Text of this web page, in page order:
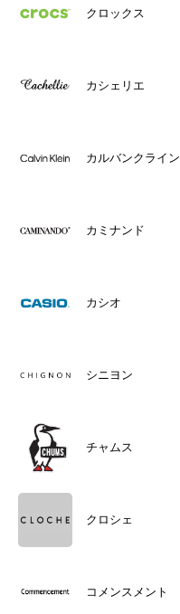
クロックス
カシェリエ
カルバンクライン
カミナンド
カシオ
シニヨン
チャムス
クロシェ
コメンスメント